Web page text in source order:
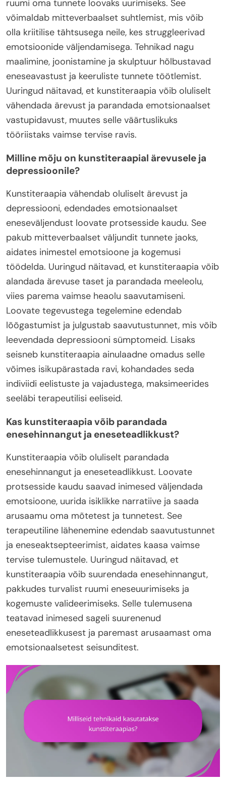
ruumi oma tunnete loovaks uurimiseks. See
võimaldab mitteverbaalset suhtlemist, mis võib
olla kriitilise tähtsusega neile, kes struggleerivad
emotsioonide väljendamisega. Tehnikad nagu
maalimine, joonistamine ja skulptuur hõlbustavad
eneseavastust ja keeruliste tunnete töötlemist.
Uuringud näitavad, et kunstiteraapia võib oluliselt
vähendada ärevust ja parandada emotsionaalset
vastupidavust, muutes selle väärtuslikuks
tööriistaks vaimse tervise ravis.
Milline mõju on kunstiteraapial ärevusele ja
depressioonile?
Kunstiteraapia vähendab oluliselt ärevust ja
depressiooni, edendades emotsionaalset
eneseväljendust loovate protsesside kaudu. See
pakub mitteverbaalset väljundit tunnete jaoks,
aidates inimestel emotsioone ja kogemusi
töödelda. Uuringud näitavad, et kunstiteraapia võib
alandada ärevuse taset ja parandada meeleolu,
viies parema vaimse heaolu saavutamiseni.
Loovate tegevustega tegelemine edendab
lõõgastumist ja julgustab saavutustunnet, mis võib
leevendada depressiooni sümptomeid. Lisaks
seisneb kunstiteraapia ainulaadne omadus selle
võimes isikupärastada ravi, kohandades seda
indiviidi eelistuste ja vajadustega, maksimeerides
seeläbi terapeutilisi eeliseid.
Kas kunstiteraapia võib parandada
enesehinnangut ja eneseteadlikkust?
Kunstiteraapia võib oluliselt parandada
enesehinnangut ja eneseteadlikkust. Loovate
protsesside kaudu saavad inimesed väljendada
emotsioone, uurida isiklikke narratiive ja saada
arusaamu oma mõtetest ja tunnetest. See
terapeutiline lähenemine edendab saavutustunnet
ja eneseaktsepteerimist, aidates kaasa vaimse
tervise tulemustele. Uuringud näitavad, et
kunstiteraapia võib suurendada enesehinnangut,
pakkudes turvalist ruumi eneseuurimiseks ja
kogemuste valideerimiseks. Selle tulemusena
teatavad inimesed sageli suurenenud
eneseteadlikkusest ja paremast arusaamast oma
emotsionaalsetest seisunditest.